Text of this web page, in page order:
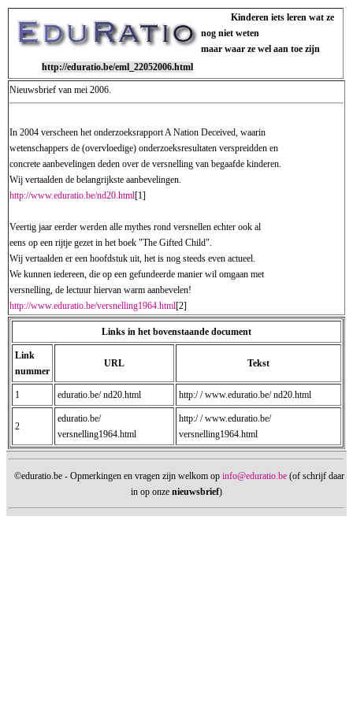
Kinderen iets leren wat ze
nog niet weten
maar waar ze wel aan toe zijn
http://eduratio.be/eml_22052006.html
Nieuwsbrief van mei 2006.
In 2004 verscheen het onderzoeksrapport A Nation Deceived, waarin
wetenschappers de (overvloedige) onderzoeksresultaten verspreidden en
concrete aanbevelingen deden over de versnelling van begaafde kinderen.
Wij vertaalden de belangrijkste aanbevelingen.
http://www.eduratio.be/nd20.html[1]
Veertig jaar eerder werden alle mythes rond versnellen echter ook al
eens op een rijtje gezet in het boek "The Gifted Child".
Wij vertaalden er een hoofdstuk uit, het is nog steeds even actueel.
We kunnen iedereen, die op een gefundeerde manier wil omgaan met
versnelling, de lectuur hiervan warm aanbevelen!
http://www.eduratio.be/versnelling1964.html[2]
Links in het bovenstaande document
Link
nummer
URL Tekst
1 eduratio.be/ nd20.html http:/ / www.eduratio.be/ nd20.html
2
eduratio.be/
versnelling1964.html
http:/ / www.eduratio.be/
versnelling1964.html
©eduratio.be - Opmerkingen en vragen zijn welkom op info@eduratio.be(of schrijf daar
in op onze nieuwsbrief)